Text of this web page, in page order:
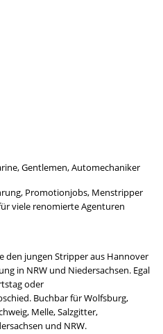
Gentlemen, Automechaniker
Promotionjobs, Menstripper
viele renomierte Agenturen
den jungen Stripper aus Hannover
in NRW und Niedersachsen. Egal
oder
Buchbar für Wolfsburg,
Melle, Salzgitter,
und NRW.